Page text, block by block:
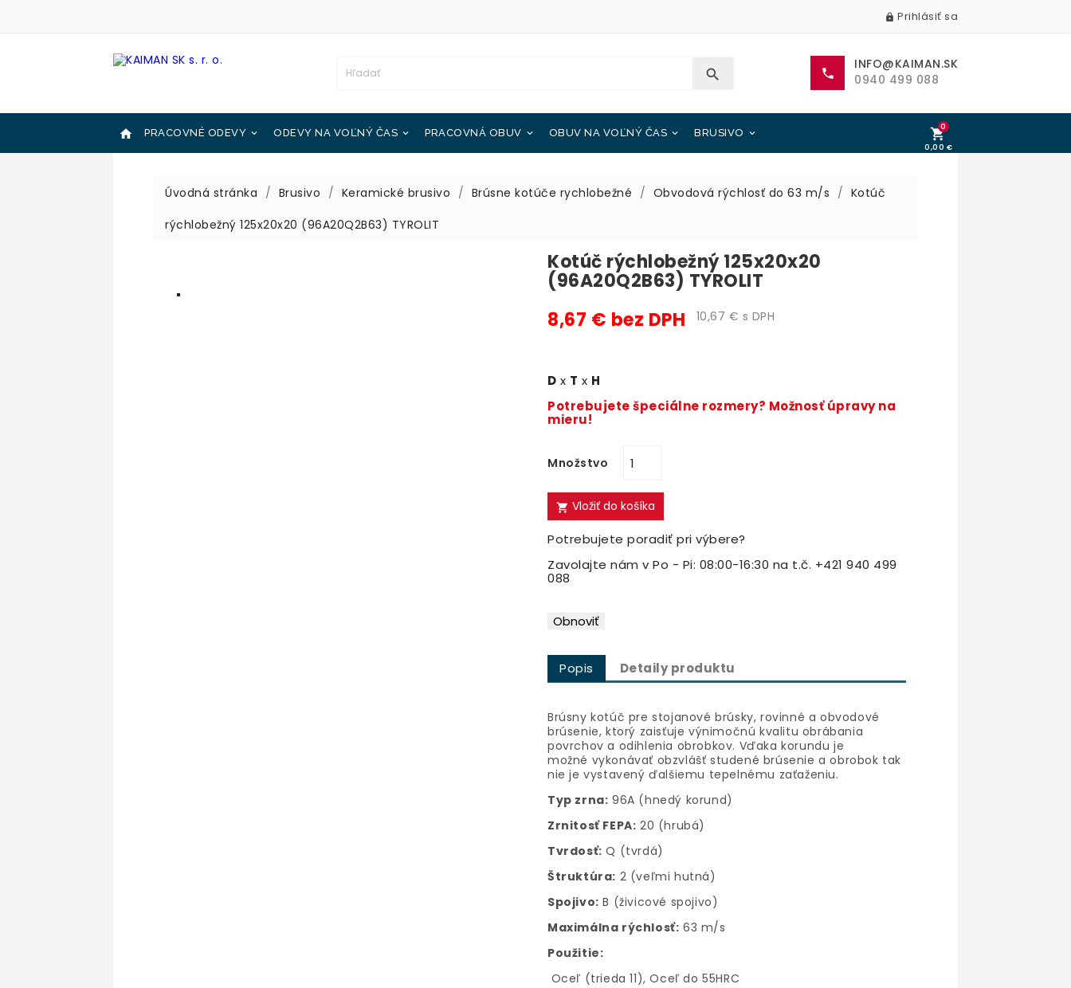
 Prihlásiť sa
 
INFO@KAIMAN.SK
0940 499 088
 
PRACOVNÉ ODEVY 
ODEVY NA VOĽNÝ ČAS 
PRACOVNÁ OBUV 
OBUV NA VOĽNÝ ČAS 
BRUSIVO 
0
0,00 €
Úvodná stránka Brusivo Keramické brusivo Brúsne kotúče rychlobežné Obvodová rýchlosť do 63 m/s
Kotúč
rýchlobežný 125x20x20 (96A20Q2B63) TYROLIT
Kotúč rýchlobežný 125x20x20
(96A20Q2B63) TYROLIT
8,67 € bez DPH 10,67 € s DPH
D x T x H
Potrebujete špeciálne rozmery? Možnosť úpravy na
mieru!
Množstvo
 Vložiť do košíka
Potrebujete poradiť pri výbere?
Zavolajte nám v Po - Pi: 08:00-16:30 na t.č. +421 940 499
088
Popis Detaily produktu
Brúsny kotúč pre stojanové brúsky, rovinné a obvodové
brúsenie, ktorý zaisťuje výnimočnú kvalitu obrábania
povrchov a odihlenia obrobkov. Vďaka korundu je
možné vykonávať obzvlášť studené brúsenie a obrobok tak
nie je vystavený ďalšiemu tepelnému zaťaženiu.
Typ zrna: 96A (hnedý korund)
Zrnitosť FEPA: 20 (hrubá)
Tvrdosť: Q (tvrdá)
Štruktúra: 2 (veľmi hutná)
Spojivo: B (živicové spojivo)
Maximálna rýchlosť: 63 m/s
Použitie:
Oceľ (trieda 11), Oceľ do 55HRC